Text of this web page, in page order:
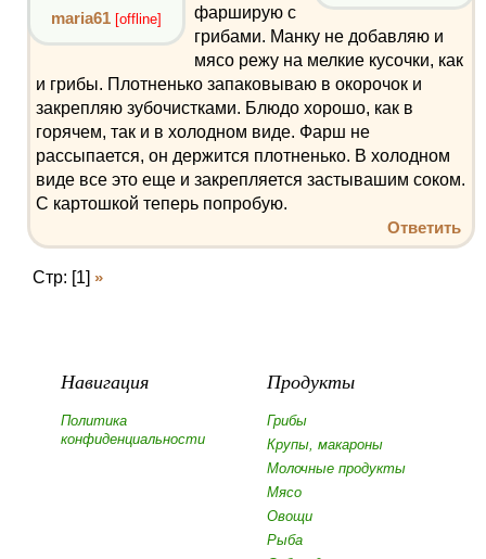
maria61 [offline]
фарширую с
грибами. Манку не добавляю и
мясо режу на мелкие кусочки, как
и грибы. Плотненько запаковываю в окорочок и
закрепляю зубочистками. Блюдо хорошо, как в
горячем, так и в холодном виде. Фарш не
рассыпается, он держится плотненько. В холодном
виде все это еще и закрепляется застывашим соком.
С картошкой теперь попробую.
Ответить
Стр: [1] »
Навигация
Политика
конфиденциальности
Продукты
Грибы
Крупы, макароны
Молочные продукты
Мясо
Овощи
Рыба